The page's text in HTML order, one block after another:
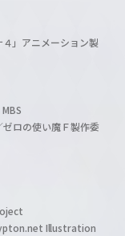
」アニメーション製
ロの使い魔Ｆ製作委
Illustration